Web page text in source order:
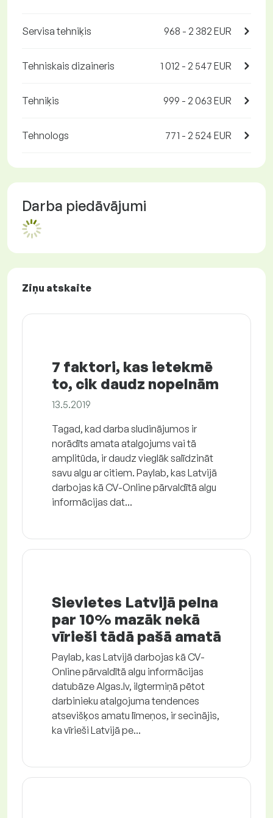
Servisa tehniķis 968 - 2 382 EUR
Tehniskais dizaineris 1 012 - 2 547 EUR
Tehniķis 999 - 2 063 EUR
Tehnologs 771 - 2 524 EUR
Darba piedāvājumi
Ziņu atskaite
7 faktori, kas ietekmē
to, cik daudz nopelnām
13.5.2019
Tagad, kad darba sludinājumos ir
norādīts amata atalgojums vai tā
amplitūda, ir daudz vieglāk salīdzināt
savu algu ar citiem. Paylab, kas Latvijā
darbojas kā CV-Online pārvaldītā algu
informācijas dat...
Sievietes Latvijā pelna
par 10% mazāk nekā
vīrieši tādā pašā amatā
Paylab, kas Latvijā darbojas kā CV-
Online pārvaldītā algu informācijas
datubāze Algas.lv, ilgtermiņā pētot
darbinieku atalgojuma tendences
atsevišķos amatu līmeņos, ir secinājis,
ka vīrieši Latvijā pe...